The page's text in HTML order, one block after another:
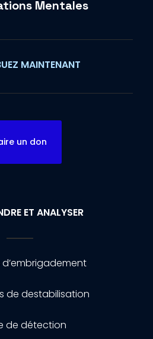
Mentales
MAINTENANT
un don
ET ANALYSER
d’embrigadement
de destabilisation
de détection